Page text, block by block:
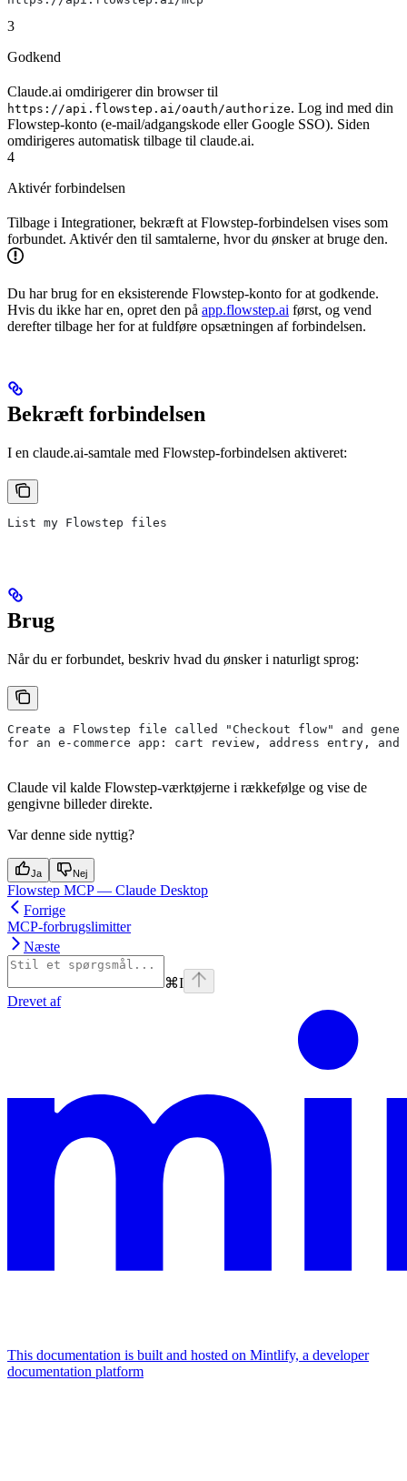
3
Godkend
Claude.ai omdirigerer din browser til
https://api.flowstep.ai/oauth/authorize. Log ind med din
Flowstep-konto (e-mail/adgangskode eller Google SSO). Siden
omdirigeres automatisk tilbage til claude.ai.
4
Aktivér forbindelsen
Tilbage i Integrationer, bekræft at Flowstep-forbindelsen vises som
forbundet. Aktivér den til samtalerne, hvor du ønsker at bruge den.
Du har brug for en eksisterende Flowstep-konto for at godkende.
Hvis du ikke har en, opret den på app.flowstep.ai først, og vend
derefter tilbage her for at fuldføre opsætningen af forbindelsen.
Bekræft forbindelsen
I en claude.ai-samtale med Flowstep-forbindelsen aktiveret:
List my Flowstep files
Brug
Når du er forbundet, beskriv hvad du ønsker i naturligt sprog:
Create a Flowstep file called "Checkout flow" and
for an e-commerce app: cart review, address entry, and
Claude vil kalde Flowstep-værktøjerne i rækkefølge og vise de
gengivne billeder direkte.
Var denne side nyttig?
Ja Nej
Flowstep MCP — Claude Desktop
Forrige
MCP-forbrugslimitter
Næste
⌘I
Drevet af
This documentation is built and hosted on Mintlify, a developer
documentation platform